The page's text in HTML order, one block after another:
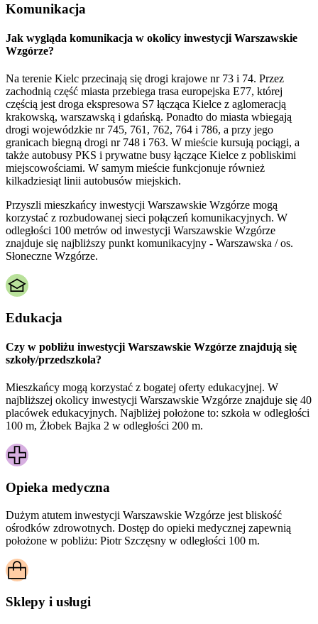
Komunikacja
Jak wygląda komunikacja w okolicy inwestycji Warszawskie
Wzgórze?
Na terenie Kielc przecinają się drogi krajowe nr 73 i 74. Przez
zachodnią część miasta przebiega trasa europejska E77, której
częścią jest droga ekspresowa S7 łącząca Kielce z aglomeracją
krakowską, warszawską i gdańską. Ponadto do miasta wbiegają
drogi wojewódzkie nr 745, 761, 762, 764 i 786, a przy jego
granicach biegną drogi nr 748 i 763. W mieście kursują pociągi, a
także autobusy PKS i prywatne busy łączące Kielce z pobliskimi
miejscowościami. W samym mieście funkcjonuje również
kilkadziesiąt linii autobusów miejskich.
Przyszli mieszkańcy inwestycji Warszawskie Wzgórze mogą
korzystać z rozbudowanej sieci połączeń komunikacyjnych. W
odległości 100 metrów od inwestycji Warszawskie Wzgórze
znajduje się najbliższy punkt komunikacyjny - Warszawska / os.
Słoneczne Wzgórze.
Edukacja
Czy w pobliżu inwestycji Warszawskie Wzgórze znajdują się
szkoły/przedszkola?
Mieszkańcy mogą korzystać z bogatej oferty edukacyjnej. W
najbliższej okolicy inwestycji Warszawskie Wzgórze znajduje się 40
placówek edukacyjnych. Najbliżej położone to: szkoła w odległości
100 m, Żłobek Bajka 2 w odległości 200 m.
Opieka medyczna
Dużym atutem inwestycji Warszawskie Wzgórze jest bliskość
ośrodków zdrowotnych. Dostęp do opieki medycznej zapewnią
położone w pobliżu: Piotr Szczęsny w odległości 100 m.
Sklepy i usługi